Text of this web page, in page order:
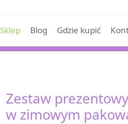
Sklep Blog Gdzie kupić
Zestaw
w zimowym